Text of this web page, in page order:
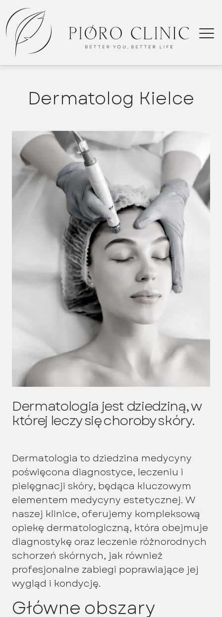
Dermatolog Kielce
Dermatologia jest dziedziną, w
której leczy się choroby skóry.
Dermatologia to dziedzina medycyny
poświęcona diagnostyce, leczeniu i
pielęgnacji skóry, będąca kluczowym
elementem medycyny estetycznej. W
naszej klinice, oferujemy kompleksową
opiekę dermatologiczną, która obejmuje
diagnostykę oraz leczenie różnorodnych
schorzeń skórnych, jak również
profesjonalne zabiegi poprawiające jej
wygląd i kondycję.
Główne obszary